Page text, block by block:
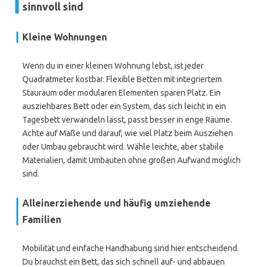
sinnvoll sind
Kleine Wohnungen
Wenn du in einer kleinen Wohnung lebst, ist jeder
Quadratmeter kostbar. Flexible Betten mit integriertem
Stauraum oder modularen Elementen sparen Platz. Ein
ausziehbares Bett oder ein System, das sich leicht in ein
Tagesbett verwandeln lässt, passt besser in enge Räume.
Achte auf Maße und darauf, wie viel Platz beim Ausziehen
oder Umbau gebraucht wird. Wähle leichte, aber stabile
Materialien, damit Umbauten ohne großen Aufwand möglich
sind.
Alleinerziehende und häufig umziehende
Familien
Mobilität und einfache Handhabung sind hier entscheidend.
Du brauchst ein Bett, das sich schnell auf- und abbauen